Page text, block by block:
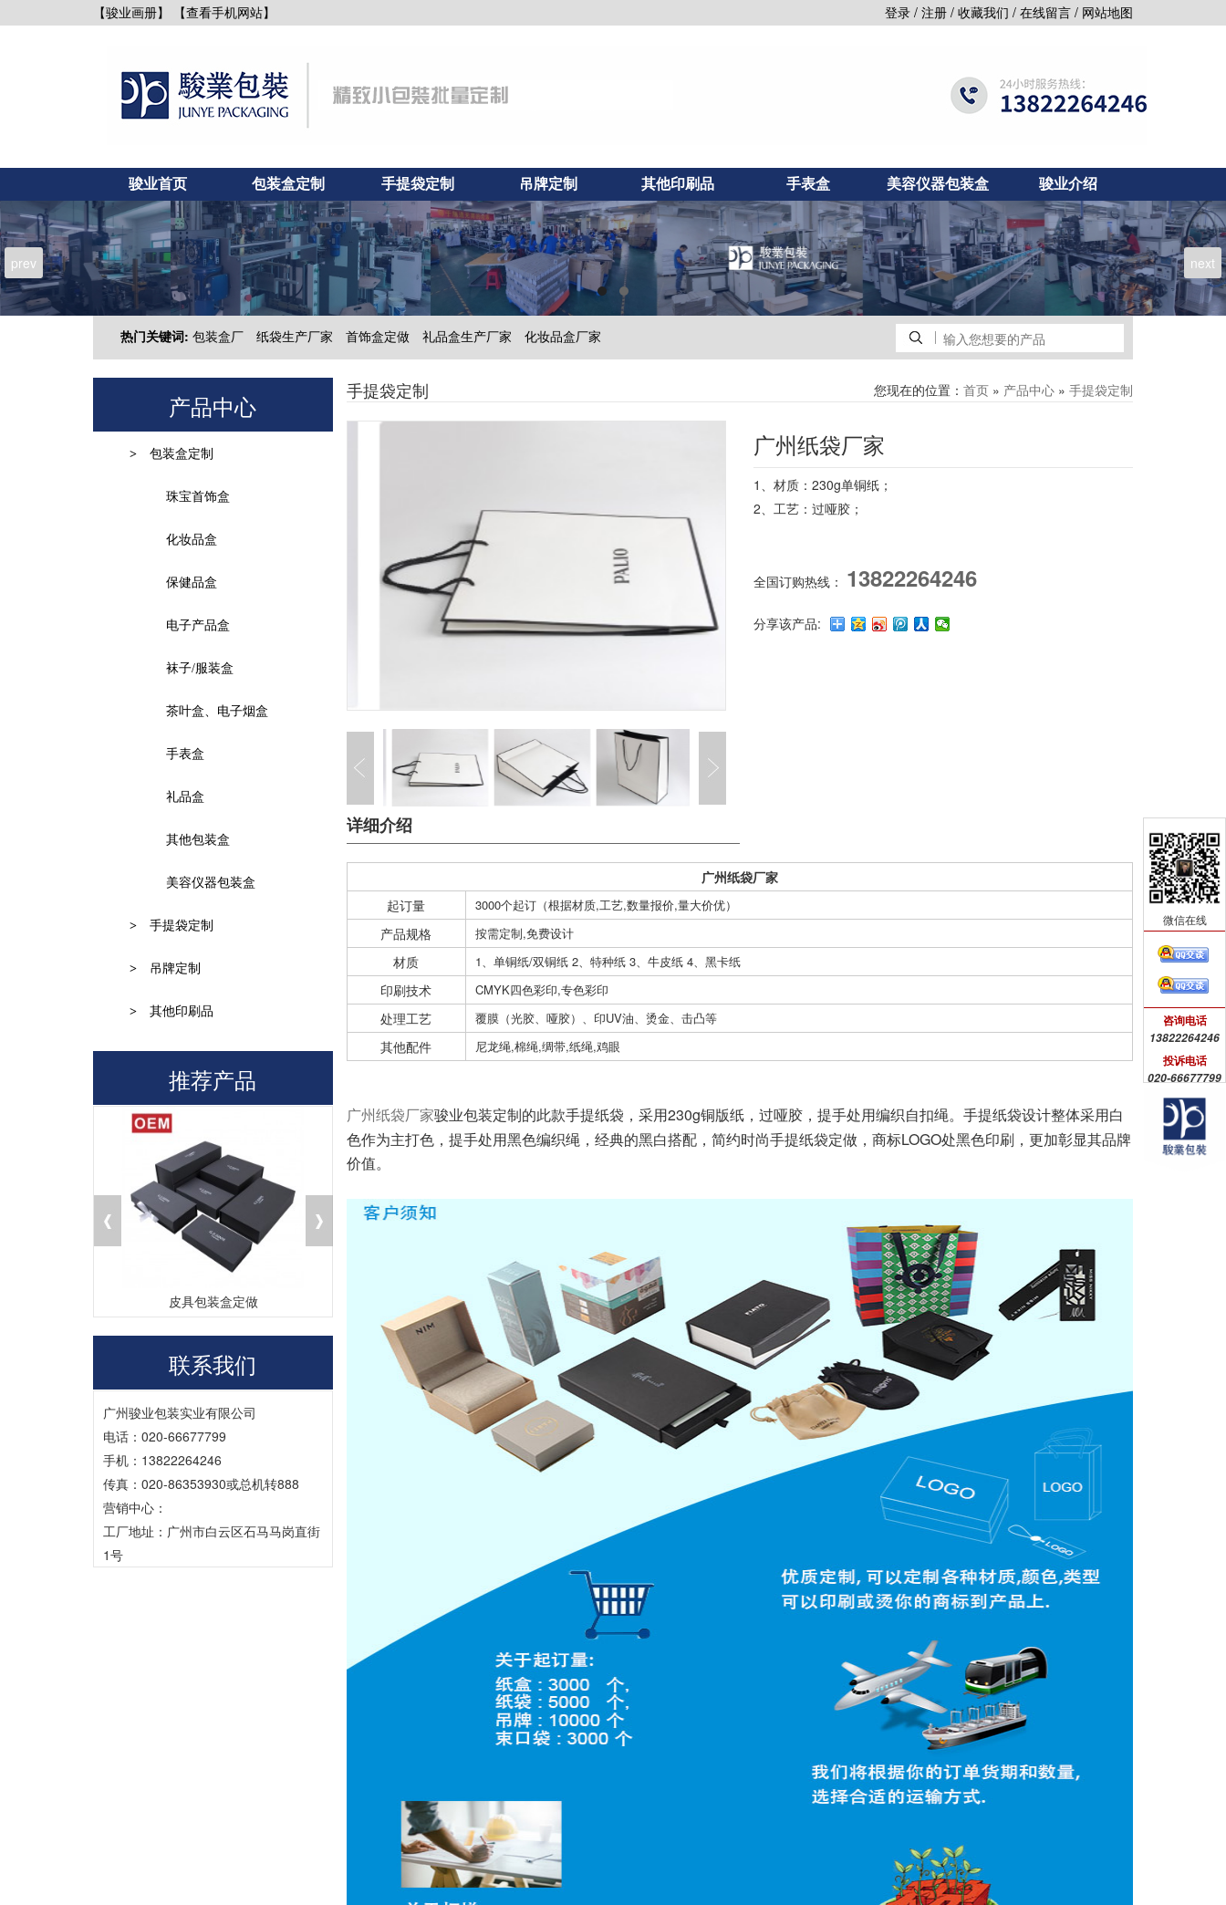
【骏业画册】 【查看手机网站】 登录 / 注册 / 收藏我们 / 在线留言 / 网站地图
骏业首页 包装盒定制 手提袋定制 吊牌定制 其他印刷品 手表盒 美容仪器包装盒 骏业介绍
新闻资讯 联系骏业
prev next
热门关键词: 包装盒厂 纸袋生产厂家 首饰盒定做 礼品盒生产厂家 化妆品盒厂家
产品中心
> 包装盒定制
珠宝首饰盒
化妆品盒
保健品盒
电子产品盒
袜子/服装盒
茶叶盒、电子烟盒
手表盒
礼品盒
其他包装盒
美容仪器包装盒
> 手提袋定制
> 吊牌定制
> 其他印刷品
推荐产品
茶叶包装盒生产厂家
联系我们
广州骏业包装实业有限公司
电话：020-66677799
手机：13822264246
传真：020-86353930或总机转888
营销中心：
工厂地址：广州市白云区石马马岗直街
1号
手提袋定制 您现在的位置： 首页 » 产品中心 » 手提袋定制
广州纸袋厂家
1、材质：230g单铜纸；
2、工艺：过哑胶；
全国订购热线： 13822264246
分享该产品:
详细介绍
广州纸袋厂家
起订量
3000个起订（根据材质,工艺,数量报价,量大价优）
产品规格 按需定制,免费设计
材质 1、单铜纸/双铜纸 2、特种纸 3、牛皮纸 4、黑卡纸
印刷技术 CMYK四色彩印,专色彩印
处理工艺 覆膜（光胶、哑胶）、印UV油、烫金、击凸等
其他配件 尼龙绳,棉绳,绸带,纸绳,鸡眼
广州纸袋厂家骏业包装定制的此款手提纸袋，采用230g铜版纸，过哑胶，提手处用编织自扣绳。 手提纸袋设计整体采用白
色作为主打色，提手处用黑色编织绳，经典的黑白搭配，简约时尚手提纸袋定做，商标LOGO处黑色印刷，更加彰显其品牌
价值。
微信在线
咨询电话
13822264246
投诉电话
020-66677799